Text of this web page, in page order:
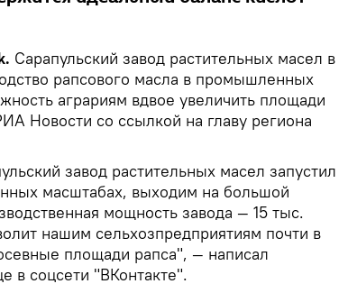
Сарапульский завод растительных масел в
рапсового масла в промышленных
аграриям вдвое увеличить площади
Новости со ссылкой на главу региона
завод растительных масел запустил
масштабах, выходим на большой
мощность завода — 15 тыс.
нашим сельхозпредприятиям почти в
площади рапса", — написал
в соцсети "ВКонтакте".